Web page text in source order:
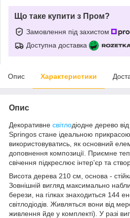
Що таке купити з Пром?
Замовлення під захистом
Доступна доставка
Опис Характеристики
Опис
Декоративне світлодіодне дерево
Springos стане ідеальною
використовуватись, як основний
доповнення композиції. Приємне
свічення підкреслює інтер'єр та
Висота дерева 210 см , основа -
Зовнішній вигляд максимально
берези, на гілках знаходиться 144
світлодіодів. Живляться вони від
живлення йде у комплекті). У разі